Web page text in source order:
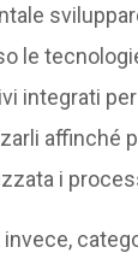
le
integrati
affinché
i